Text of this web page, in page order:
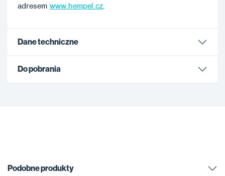
adresem www.hempel.cz.
Dane techniczne
Do pobrania
Podobne produkty